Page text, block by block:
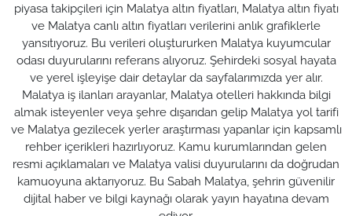
piyasa takipçileri için Malatya altın fiyatları, Malatya altın fiyatı
ve Malatya canlı altın fiyatları verilerini anlık grafiklerle
yansıtıyoruz. Bu verileri oluştururken Malatya kuyumcular
odası duyurularını referans alıyoruz. Şehirdeki sosyal hayata
ve yerel işleyişe dair detaylar da sayfalarımızda yer alır.
Malatya iş ilanları arayanlar, Malatya otelleri hakkında bilgi
almak isteyenler veya şehre dışarıdan gelip Malatya yol tarifi
ve Malatya gezilecek yerler araştırması yapanlar için kapsamlı
rehber içerikleri hazırlıyoruz. Kamu kurumlarından gelen
resmi açıklamaları ve Malatya valisi duyurularını da doğrudan
kamuoyuna aktarıyoruz. Bu Sabah Malatya, şehrin güvenilir
dijital haber ve bilgi kaynağı olarak yayın hayatına devam